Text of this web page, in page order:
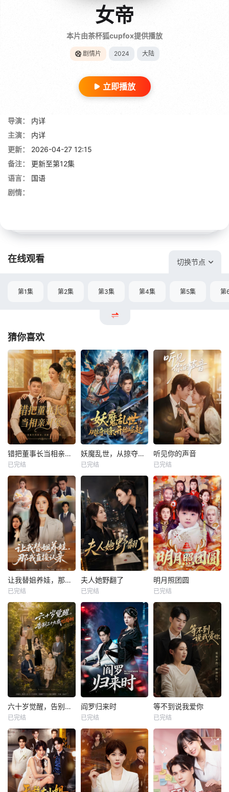
女帝
本片由茶杯狐cupfox提供播放
剧情片 2024 大陆
立即播放
导演：
内详
主演：
内详
更新：
2026-04-27 12:15
备注：
更新至第12集
语言：
国语
剧情：
在线观看 切换节点
第1集 第2集 第3集 第4集 第5集 第
猜你喜欢
错把董事长当相亲对象
已完结
妖魔乱世，从掠夺词条开始崛起
已完结
听见你的声音
已完结
让我替姐养娃，那我直接认亲
已完结
夫人她野翻了
已完结
明月照团圆
已完结
六十岁觉醒，告别三十九载烂婚姻
已完结
阎罗归来时
已完结
等不到说我爱你
已完结